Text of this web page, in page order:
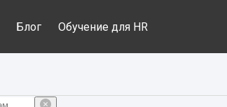
Блог Обучение для HR